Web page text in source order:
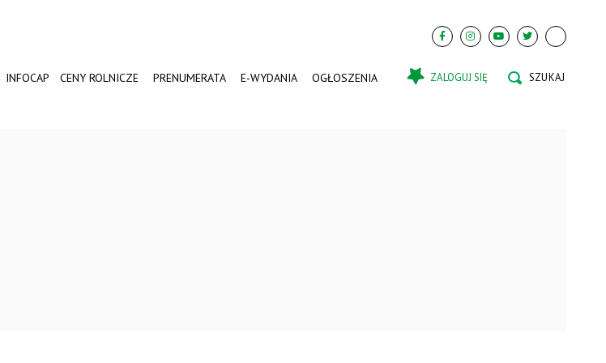
INFOCAP CENY ROLNICZE PRENUMERATA E-WYDANIA OGŁOSZENIA ZALOGUJ SIĘ